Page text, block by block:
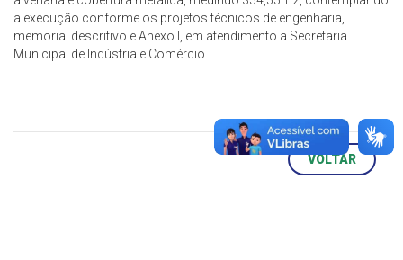
a execução conforme os projetos técnicos de engenharia,
memorial descritivo e Anexo I, em atendimento a Secretaria
Municipal de Indústria e Comércio.
VOLTAR